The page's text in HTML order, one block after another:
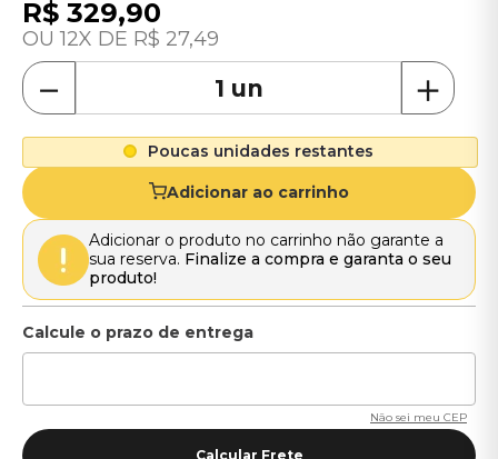
R$ 329,90
12 R$ 27,49
＋
－
Poucas unidades restantes
Adicionar ao carrinho
Adicionar o produto no carrinho não garante a
sua reserva. Finalize a compra e garanta o seu
produto!
Não sei meu CEP